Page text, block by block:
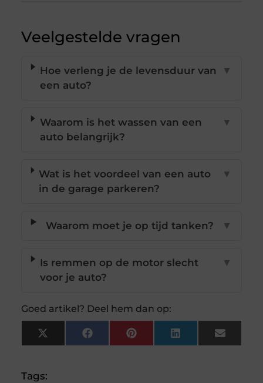
Veelgestelde vragen
Hoe verleng je de levensduur van
een auto?
▼
Waarom is het wassen van een
auto belangrijk?
▼
Wat is het voordeel van een auto
in de garage parkeren?
▼
Waarom moet je op tijd tanken? ▼
Is remmen op de motor slecht
voor je auto?
▼
Goed artikel? Deel hem dan op:
X
(Twitter)
FacebookPinterestLinkedInEmail
Tags: